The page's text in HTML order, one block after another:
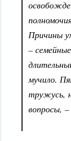
Причины
–
мучило.
тружусь,
вопросы,